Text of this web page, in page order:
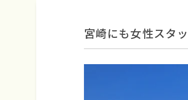
宮崎にも女性スタ